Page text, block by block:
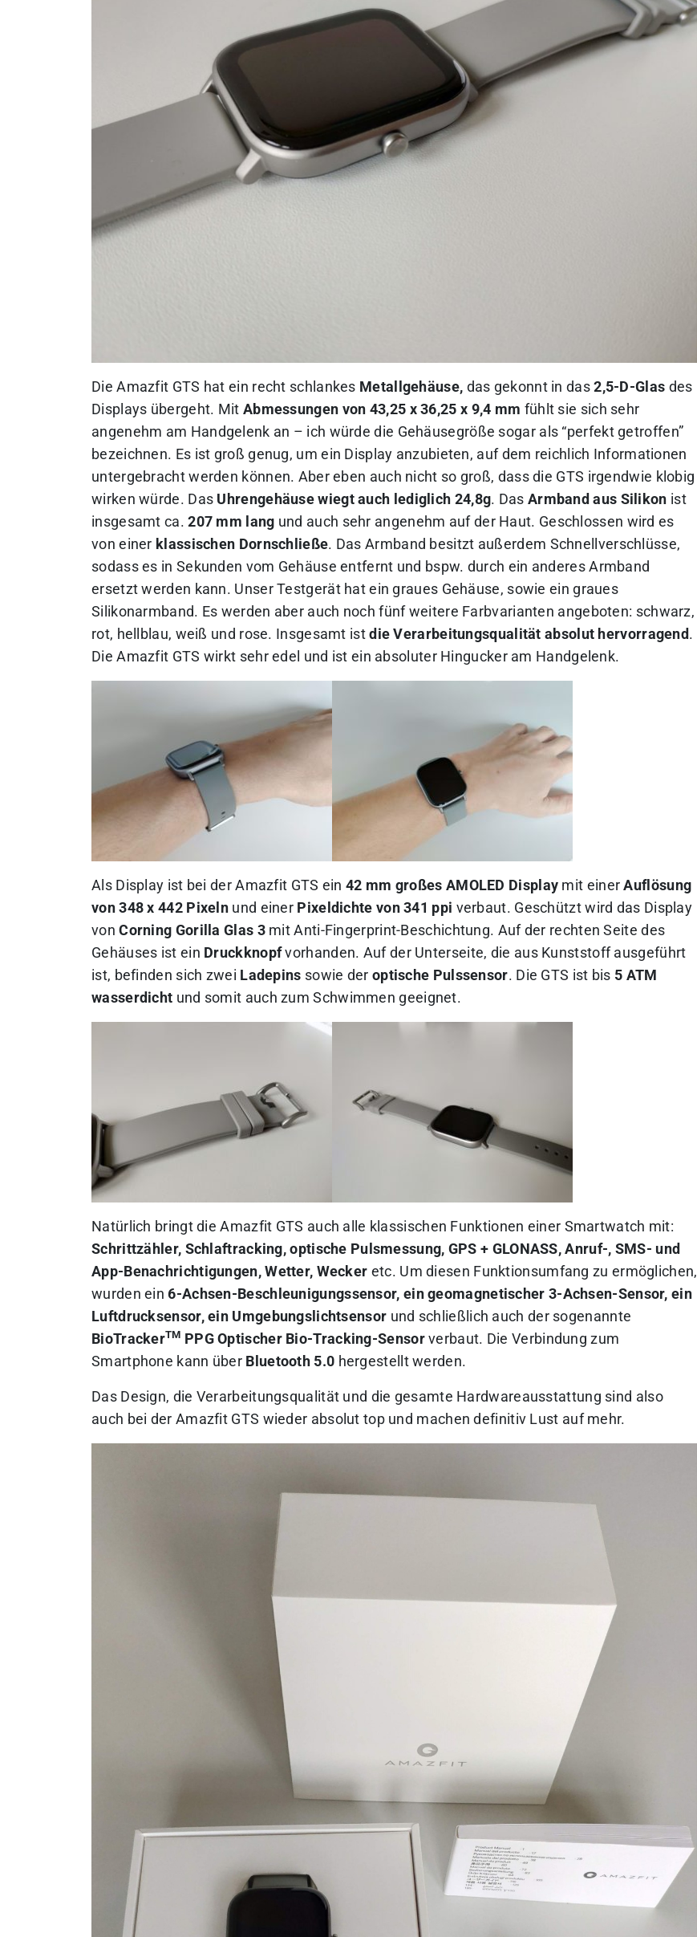
Die Amazfit GTS hat ein recht schlankes Metallgehäuse, das gekonnt in das2,5-D-Glas des
Displays übergeht. Mit Abmessungen von 43,25 x 36,25 x 9,4 mm fühlt sie sich sehr
angenehm am Handgelenk an – ich würde die Gehäusegröße sogar als “perfekt getroffen”
bezeichnen. Es ist groß genug, um ein Display anzubieten, auf dem reichlich Informationen
untergebracht werden können. Aber eben auch nicht so groß, dass die GTS irgendwie klobig
wirken würde. Das Uhrengehäuse wiegt auch lediglich 24,8g. Das Armband aus Silikon ist
insgesamt ca.207 mm lang und auch sehr angenehm auf der Haut. Geschlossen wird es
von einer klassischen Dornschließe. Das Armband besitzt außerdem Schnellverschlüsse,
sodass es in Sekunden vom Gehäuse entfernt und bspw. durch ein anderes Armband
ersetzt werden kann. Unser Testgerät hat ein graues Gehäuse, sowie ein graues
Silikonarmband. Es werden aber auch noch fünf weitere Farbvarianten angeboten: schwarz,
rot, hellblau, weiß und rose. Insgesamt istdie Verarbeitungsqualität absolut hervorragend .
Die Amazfit GTS wirkt sehr edel und ist ein absoluter Hingucker am Handgelenk.
Als Display ist bei der Amazfit GTS ein 42 mm großes AMOLED Display mit einerAuflösung
von 348 x 442 Pixeln und einer Pixeldichte von 341 ppi verbaut. Geschützt wird das Display
vonCorning Gorilla Glas 3mit Anti-Fingerprint-Beschichtung. Auf der rechten Seite des
Gehäuses ist ein Druckknopfvorhanden. Auf der Unterseite, die aus Kunststoff ausgeführt
ist, befinden sich zwei Ladepins sowie der optische Pulssensor. Die GTS ist bis 5 ATM
wasserdicht und somit auch zum Schwimmen geeignet.
Natürlich bringt die Amazfit GTS auch alle klassischen Funktionen einer Smartwatch mit:
Schrittzähler, Schlaftracking, optische Pulsmessung, GPS + GLONASS, Anruf-, SMS- und
App-Benachrichtigungen, Wetter, Wecker etc. Um diesen Funktionsumfang zu ermöglichen,
wurden ein6-Achsen-Beschleunigungssensor, ein geomagnetischer 3-Achsen-Sensor, ein
Luftdrucksensor, ein Umgebungslichtsensor und schließlich auch der sogenannte
BioTrackerTM PPG Optischer Bio-Tracking-Sensorverbaut. Die Verbindung zum
Smartphone kann über Bluetooth 5.0 hergestellt werden.
Das Design, die Verarbeitungsqualität und die gesamte Hardwareausstattung sind also
auch bei der Amazfit GTS wieder absolut top und machen definitiv Lust auf mehr.